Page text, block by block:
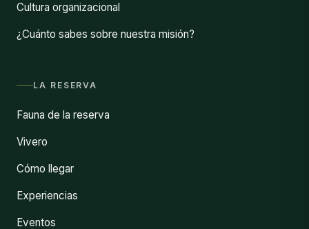
Cultura organizacional
¿Cuánto sabes sobre nuestra misión?
LA RESERVA
Fauna de la reserva
Vivero
Cómo llegar
Experiencias
Eventos